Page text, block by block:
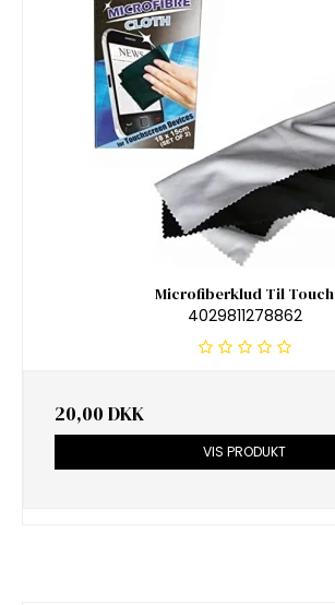
Microfiberklud Til Touch
4029811278862
20,00 DKK
VIS PRODUKT